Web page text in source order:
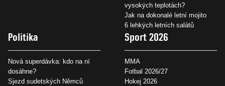
vysokých teplotách?
Jak na dokonalé letní mojito
6 lehkých letních salátů
Politika
Nová superdávka: kdo na ní
dosáhne?
Sjezd sudetských Němců
Sport 2026
MMA
Fotbal 2026/27
Hokej 2026